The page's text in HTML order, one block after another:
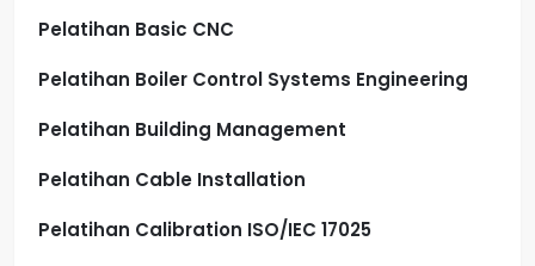
Pelatihan Basic CNC
Pelatihan Boiler Control Systems Engineering
Pelatihan Building Management
Pelatihan Cable Installation
Pelatihan Calibration ISO/IEC 17025